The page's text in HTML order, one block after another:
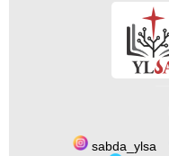
sabda_ylsa